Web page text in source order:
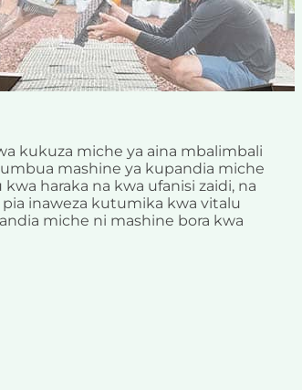
kukuza miche ya aina mbalimbali
mashine ya kupandia miche
haraka na kwa ufanisi zaidi, na
pia inaweza kutumika kwa vitalu
miche ni mashine bora kwa